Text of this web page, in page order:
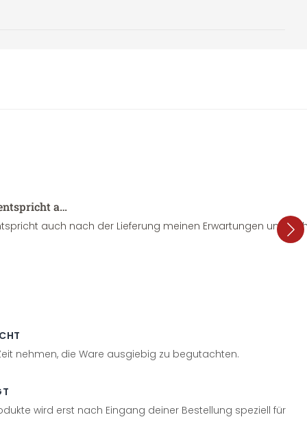
a…
auch nach der Lieferung meinen Erwartungen und
nehmen, die Ware ausgiebig zu begutachten.
wird erst nach Eingang deiner Bestellung speziell für